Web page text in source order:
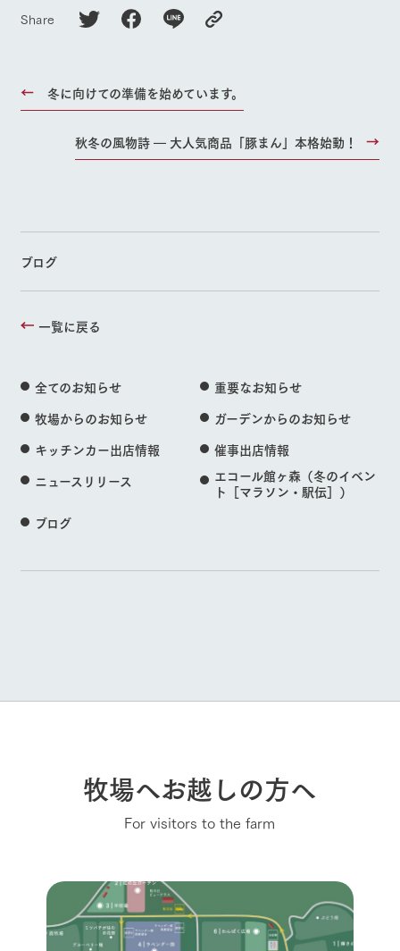
Share
冬に向けての準備を始めています。
秋冬の風物詩 ― 大人気商品「豚まん」本格始動！
ブログ
一覧に戻る
全てのお知らせ
重要なお知らせ
牧場からのお知らせ
ガーデンからのお知らせ
キッチンカー出店情報
催事出店情報
ニュースリリース
エコール館ヶ森（冬のイベン
ト［マラソン・駅伝］）
ブログ
牧場へお越しの方へ
For visitors to the farm